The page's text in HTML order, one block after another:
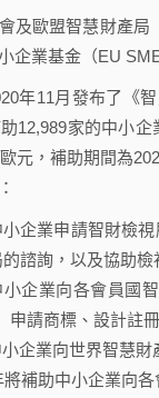
歐盟智慧財產局（
企業基金（EU
11月發布了《智
12,989家的中小
元，補助期間為
企業申請智財檢
諮詢，以及協助檢
企業向各會員國
申請商標、設計註
企業向世界智慧財
將補助中小企業向